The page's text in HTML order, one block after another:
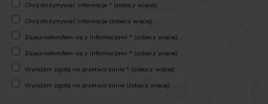
Chcę otrzymywać informacje * (zobacz więcej)...
Chcę otrzymywać informacje (zobacz więcej)...
Zapoznałam/łem się z informacjami * (zobacz więcej)...
Zapoznałam/łem się z informacjami * (zobacz więcej)...
Wyrażam zgodę na przetwarzanie * (zobacz więcej)...
Wyrażam zgodę na przetwarzanie (zobacz więcej)...